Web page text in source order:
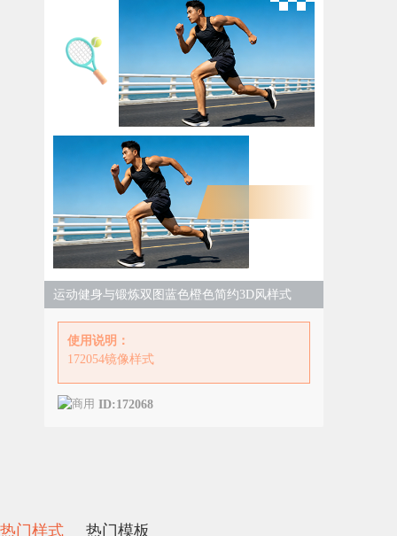
运动健身与锻炼双图蓝色橙色简约3D风样式
使用说明：
172054镜像样式
ID:172068
热门样式 热门模板